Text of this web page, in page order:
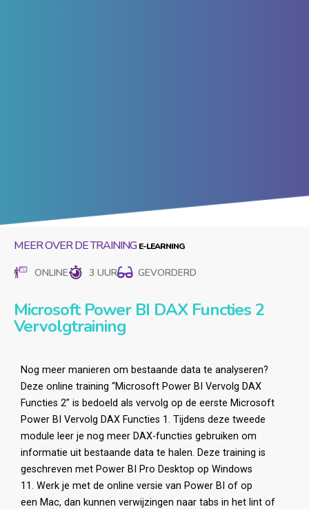
MEER OVER DE TRAINING
ONLINE 3 UUR GEVORDERD
Microsoft Power BI DAX Functies 2
Vervolgtraining
Nog meer manieren om bestaande data te analyseren?
Deze online training “Microsoft Power BI Vervolg DAX
Functies 2” is bedoeld als vervolg op de eerste Microsoft
Power BI Vervolg DAX Functies 1. Tijdens deze tweede
module leer je nog meer DAX-functies gebruiken om
informatie uit bestaande data te halen. Deze training is
geschreven met Power BI Pro Desktop op Windows
11. Werk je met de online versie van Power BI of op
een Mac, dan kunnen verwijzingen naar tabs in het lint of